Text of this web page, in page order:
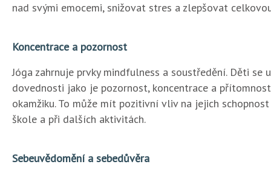
nad svými emocemi, snižovat stres a zlepšovat
Koncentrace a pozornost
Jóga zahrnuje prvky mindfulness a soustředění. Děti se
dovednosti jako je pozornost, koncentrace a
okamžiku. To může mít pozitivní vliv na jejich
škole a při dalších aktivitách.
Sebeuvědomění a sebedůvěra